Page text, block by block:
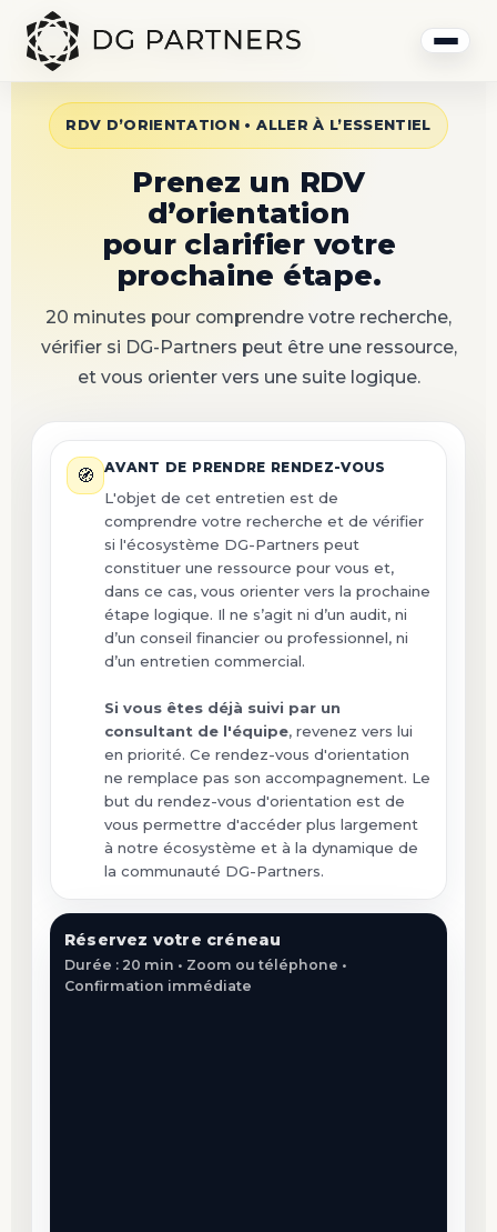
RDV D’ORIENTATION • ALLER À L’ESSENTIEL
Prenez un RDV
d’orientation
pour clarifier votre
prochaine étape.
20 minutes pour comprendre votre recherche,
vérifier si DG-Partners peut être une ressource,
et vous orienter vers une suite logique.
🧭 AVANT DE PRENDRE RENDEZ-VOUS
L'objet de cet entretien est de
comprendre votre recherche et de vérifier
si l'écosystème DG-Partners peut
constituer une ressource pour vous et,
dans ce cas, vous orienter vers la prochaine
étape logique. Il ne s’agit ni d’un audit, ni
d’un conseil financier ou professionnel, ni
d’un entretien commercial.
Si vous êtes déjà suivi par un
consultant de l'équipe, revenez vers lui
en priorité. Ce rendez-vous d'orientation
ne remplace pas son accompagnement. Le
but du rendez-vous d'orientation est de
vous permettre d'accéder plus largement
à notre écosystème et à la dynamique de
la communauté DG-Partners.
Réservez votre créneau
Durée : 20 min • Zoom ou téléphone •
Confirmation immédiate